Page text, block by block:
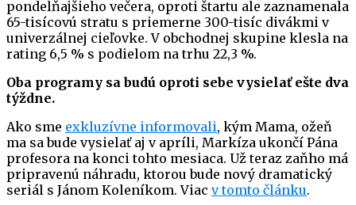
pondelňajšieho večera, oproti štartu ale zaznamenala
65-tisícovú stratu s priemerne 300-tisíc divákmi v
univerzálnej cieľovke. V obchodnej skupine klesla na
rating 6,5 % s podielom na trhu 22,3 %.
Oba programy sa budú oproti sebe vysielať ešte dva
týždne.
Ako sme exkluzívne informovali, kým Mama, ožeň
ma sa bude vysielať aj v apríli, Markíza ukončí Pána
profesora na konci tohto mesiaca. Už teraz zaňho má
pripravenú náhradu, ktorou bude nový dramatický
seriál s Jánom Koleníkom. Viac v tomto článku.